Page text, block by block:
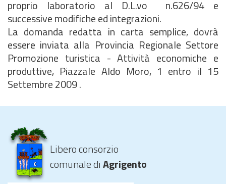
proprio laboratorio al D.L.vo n.626/94 e
successive modifiche ed integrazioni.
La domanda redatta in carta semplice, dovrà
essere inviata alla Provincia Regionale Settore
Promozione turistica - Attività economiche e
produttive, Piazzale Aldo Moro, 1 entro il 15
Settembre 2009 .
Libero consorzio
comunale diAgrigento